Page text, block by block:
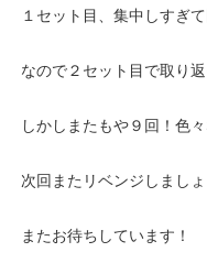
１セット目、集中しすぎ
なので２セット目で取り
しかしまたもや９回！色
次回またリベンジしましょ
またお待ちしています！